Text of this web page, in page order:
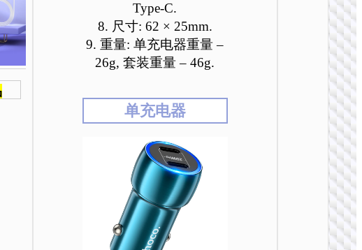
Type-C.
8. 尺寸: 62 × 25mm.
9. 重量: 单充电器重量 –
26g, 套装重量 – 46g.
单充电器
车载
Z59A
96W点
载充